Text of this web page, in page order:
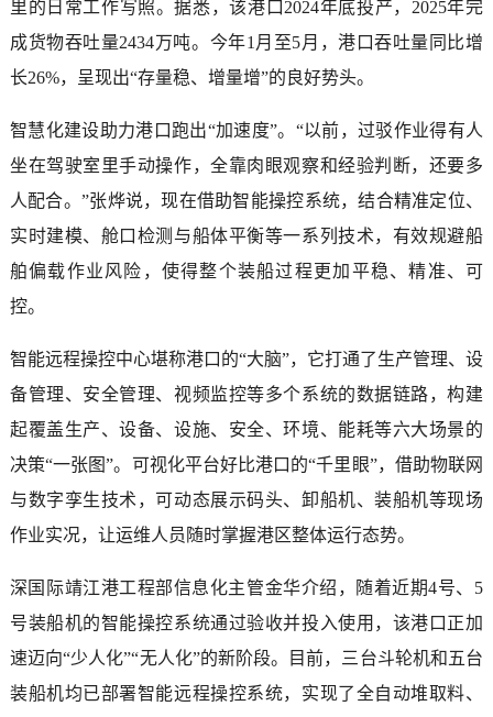
里的日常工作写照。据悉，该港口2024年底投产，2025年完
成货物吞吐量2434万吨。今年1月至5月，港口吞吐量同比增
长26%，呈现出“存量稳、增量增”的良好势头。
智慧化建设助力港口跑出“加速度”。“以前，过驳作业得有人
坐在驾驶室里手动操作，全靠肉眼观察和经验判断，还要多
人配合。”张烨说，现在借助智能操控系统，结合精准定位、
实时建模、舱口检测与船体平衡等一系列技术，有效规避船
舶偏载作业风险，使得整个装船过程更加平稳、精准、可
控。
智能远程操控中心堪称港口的“大脑”，它打通了生产管理、设
备管理、安全管理、视频监控等多个系统的数据链路，构建
起覆盖生产、设备、设施、安全、环境、能耗等六大场景的
决策“一张图”。可视化平台好比港口的“千里眼”，借助物联网
与数字孪生技术，可动态展示码头、卸船机、装船机等现场
作业实况，让运维人员随时掌握港区整体运行态势。
深国际靖江港工程部信息化主管金华介绍，随着近期4号、5
号装船机的智能操控系统通过验收并投入使用，该港口正加
速迈向“少人化”“无人化”的新阶段。目前，三台斗轮机和五台
装船机均已部署智能远程操控系统，实现了全自动堆取料、